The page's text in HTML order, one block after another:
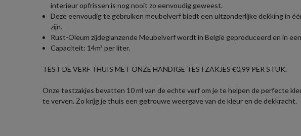
interieur opfrissen is nog nooit zo eenvoudig geweest.
Deze eenvoudig te gebruiken meubelverf biedt een uitzonderlijke dekking in
zijn.
Rust-Oleum zijdeglanzende Meubelverf wordt in België geproduceerd en in
Capaciteit: 14m² per liter.
TEST DE VERF THUIS MET ONZE HANDIGE TESTZAKJES €0,99 PER STUK.
Onze testzakjes bevatten 10 ml van de echte verf om je te helpen de perfecte
te verven. Zo krijg je thuis een getrouwe weergave van de kleur en de dekkracht.